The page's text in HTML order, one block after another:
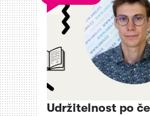
Udržitelnost po